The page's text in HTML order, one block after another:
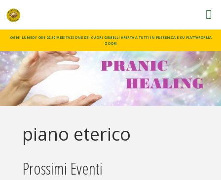
PRANIC
HEALING
Pranic
Healing
Scuola di
formazione
OGNI LUNEDI’ ORE 20,30 MEDITAZIONE DEI CUORI GEMELLI APERTA A TUTTI IN PRESENZA E SU PIATTAFORMA
ZOOM
piano eterico
Prossimi Eventi